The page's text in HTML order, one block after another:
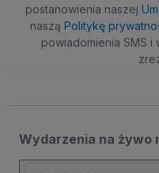
postanowienia naszej
naszą Politykę
powiadomienia SMS
Wydarzenia na żywo